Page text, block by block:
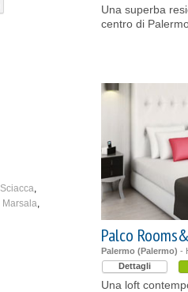
Una superba
centro di
Palco
Palermo (Palermo) -
Dettagli
Una loft
Sciacca
Marsala